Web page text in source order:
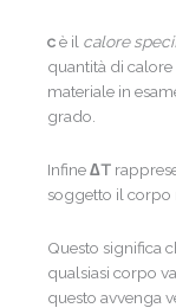
cè il calore
quantità di calore
materiale in
grado.
Infine∆T
soggetto il corpo
Questo significa
qualsiasi corpo
questo avvenga